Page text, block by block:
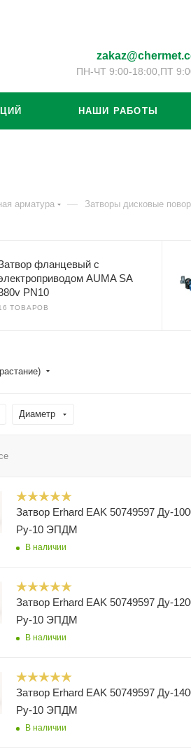
ПН-ЧТ 9:00-18:00, ПТ
НАШИ РАБОТЫ
арматура — Затворы дисковые
фланцевый с
AUMA SA
PN10
ТОВАРОВ
Диаметр
Затвор Erhard EAK 50749597 Ду-
Ру-10 ЭПДМ
В наличии
Затвор Erhard EAK 50749597 Ду-
Ру-10 ЭПДМ
В наличии
Затвор Erhard EAK 50749597 Ду-
Ру-10 ЭПДМ
В наличии